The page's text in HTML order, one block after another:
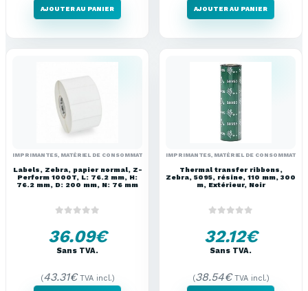
AJOUTER AU PANIER AJOUTER AU PANIER
IMPRIMANTES, MATÉRIEL DE CONSOMMATION
Labels, Zebra, papier normal, Z-
Perform 1000T, L: 76.2 mm, H:
76.2 mm, D: 200 mm, N: 76 mm
36.09€
Sans TVA.
(43.31€TVA incl.)
IMPRIMANTES, MATÉRIEL DE CONSOMMATION
Thermal transfer ribbons,
Zebra, 5095, résine, 110 mm, 300
m, Extérieur, Noir
32.12€
Sans TVA.
(38.54€TVA incl.)